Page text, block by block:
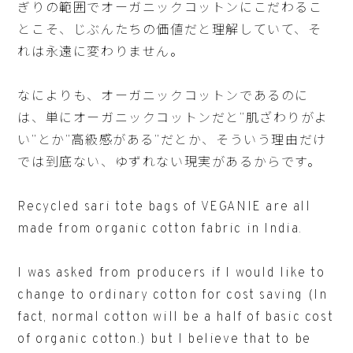
ぎりの範囲でオーガニックコットンにこだわるこ
とこそ、じぶんたちの価値だと理解していて、そ
れは永遠に変わりません。
なによりも、オーガニックコットンであるのに
は、単にオーガニックコットンだと”肌ざわりがよ
い”とか”高級感がある”だとか、そういう理由だけ
では到底ない、ゆずれない現実があるからです。
Recycled sari tote bags of VEGANIE are all
made from organic cotton fabric in India.
I was asked from producers if I would like to
change to ordinary cotton for cost saving (In
fact, normal cotton will be a half of basic cost
of organic cotton.) but I believe that to be